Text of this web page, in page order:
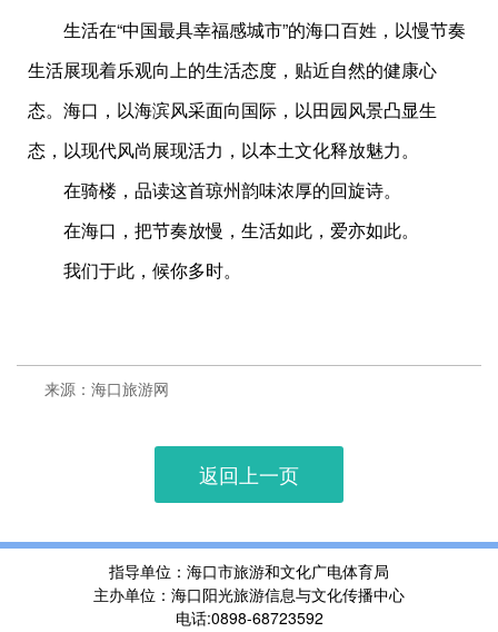
生活在“中国最具幸福感城市”的海口百姓，以慢节奏
生活展现着乐观向上的生活态度，贴近自然的健康心
态。海口，以海滨风采面向国际，以田园风景凸显生
态，以现代风尚展现活力，以本土文化释放魅力。
在骑楼，品读这首琼州韵味浓厚的回旋诗。
在海口，把节奏放慢，生活如此，爱亦如此。
我们于此，候你多时。
来源：海口旅游网
返回上一页
指导单位：海口市旅游和文化广电体育局
主办单位：海口阳光旅游信息与文化传播中心
电话:0898-68723592